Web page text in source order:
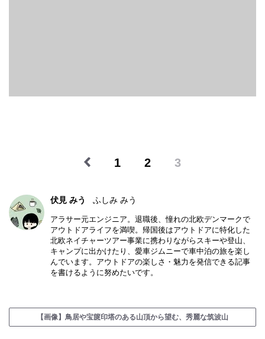
1 2 3
伏見 みう ふしみ みう
アラサー元エンジニア。退職後、憧れの北欧デンマークで
アウトドアライフを満喫。帰国後はアウトドアに特化した
北欧ネイチャーツアー事業に携わりながらスキーや登山、
キャンプに出かけたり、愛車ジムニーで車中泊の旅を楽し
んでいます。アウトドアの楽しさ・魅力を発信できる記事
を書けるように努めたいです。
【画像】鳥居や宝篋印塔のある山頂から望む、秀麗な筑波山